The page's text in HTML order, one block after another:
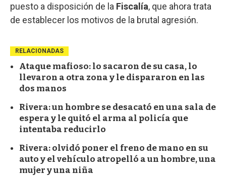
puesto a disposición de la Fiscalía, que ahora trata
de establecer los motivos de la brutal agresión.
RELACIONADAS
Ataque mafioso: lo sacaron de su casa, lo
llevaron a otra zona y le dispararon en las
dos manos
Rivera: un hombre se desacató en una sala de
espera y le quitó el arma al policía que
intentaba reducirlo
Rivera: olvidó poner el freno de mano en su
auto y el vehículo atropelló a un hombre, una
mujer y una niña